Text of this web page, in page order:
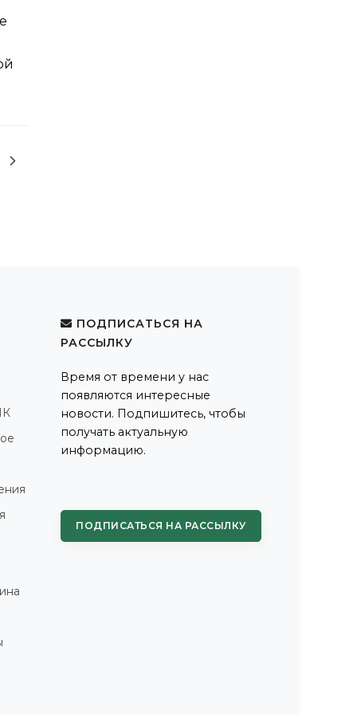
ПОДПИСАТЬСЯ НА
РАССЫЛКУ
Время от времени у нас
появляются интересные
новости. Подпишитесь, чтобы
получать актуальную
информацию.
ПОДПИСАТЬСЯ НА РАССЫЛКУ